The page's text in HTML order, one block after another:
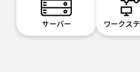
サーバー ワークス